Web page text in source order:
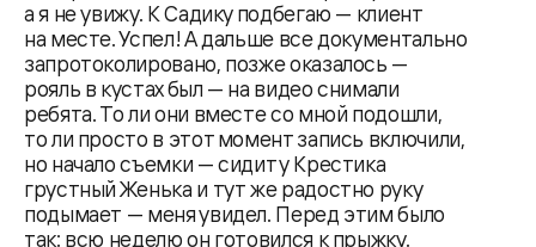
а я не увижу. К Садику подбегаю — клиент
на месте. Успел! А дальше все документально
запротоколировано, позже оказалось —
рояль в кустах был — на видео снимали
ребята. То ли они вместе со мной подошли,
то ли просто в этот момент запись включили,
но начало съемки — сидит у Крестика
грустный Женька и тут же радостно руку
подымает — меня увидел. Перед этим было
так: всю неделю он готовился к прыжку.